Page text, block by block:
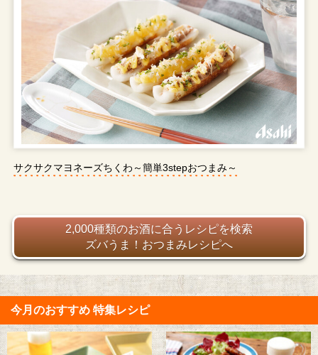
サクサクマヨネーズちくわ～簡単3stepおつまみ～
2,000種類のお酒に合うレシピを検索
ズバうま！おつまみレシピへ
今月のおすすめ 特集レシピ